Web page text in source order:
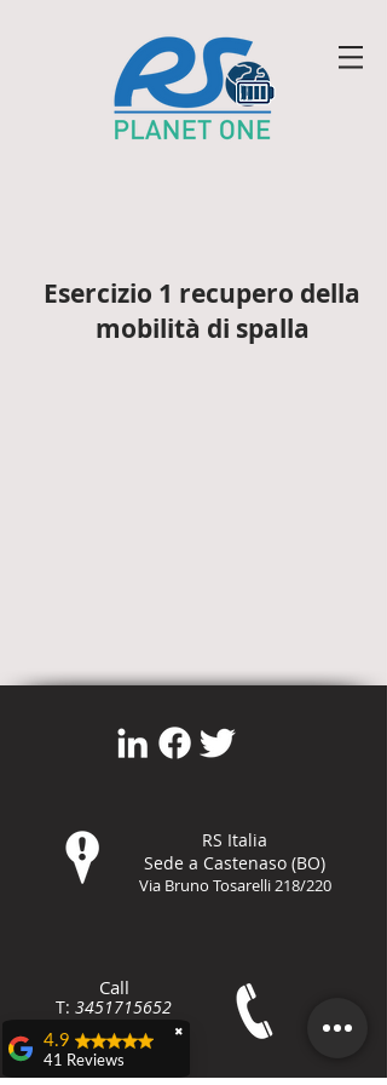
Esercizio 1 recupero della
mobilità di spalla
RS Italia
Sede a Castenaso (BO)
Via Bruno Tosarelli 218/220
Call
T: 3451715652
✖
4.9
41 Reviews